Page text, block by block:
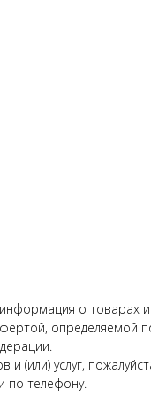
о товарах
определяемой
(или) услуг,
по телефону.